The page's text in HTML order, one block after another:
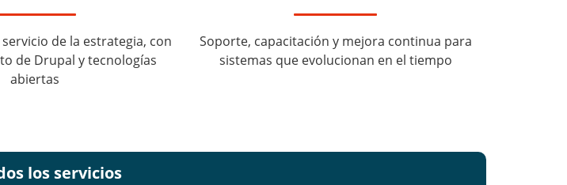
de la estrategia, con
de Drupal y tecnologías
abiertas
Soporte, capacitación y mejora continua para
sistemas que evolucionan en el tiempo
los servicios